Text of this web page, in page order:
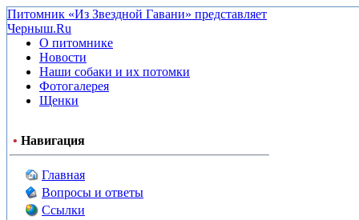
Питомник «Из Звездной Гавани» представляет
Черныш.Ru
О питомнике
Новости
Наши собаки и их потомки
Фотогалерея
Щенки
• Навигация
Главная
Вопросы и ответы
Ссылки